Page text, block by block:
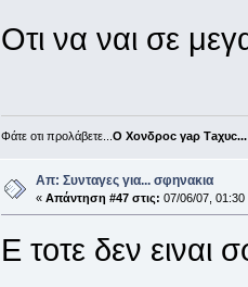
Οτι να ναι σε
Φάτε οτι προλάβετε... Ο Χονδροc γaρ Τaχυc...
Απ: Συνταγες για... σφηνακια
« Απάντηση #47 στις: 07/06/07, 01:30
Ε τοτε δεν ειναι